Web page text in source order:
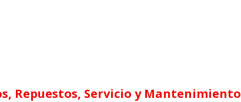
Repuestos, Servicio y Mantenimiento